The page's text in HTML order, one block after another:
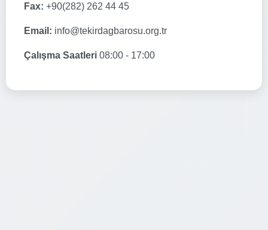
Fax: +90(282) 262 44 45
Email: info@tekirdagbarosu.org.tr
Çalışma Saatleri 08:00 - 17:00